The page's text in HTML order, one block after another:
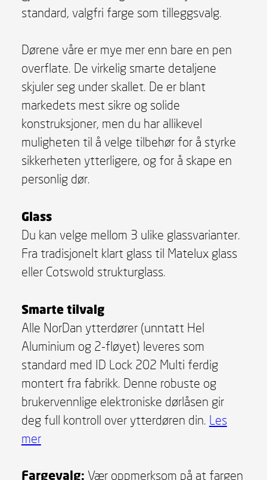
standard, valgfri farge som tilleggsvalg.
Dørene våre er mye mer enn bare en pen
overflate. De virkelig smarte detaljene
skjuler seg under skallet. De er blant
markedets mest sikre og solide
konstruksjoner, men du har allikevel
muligheten til å velge tilbehør for å styrke
sikkerheten ytterligere, og for å skape en
personlig dør.
Glass
Du kan velge mellom 3 ulike glassvarianter.
Fra tradisjonelt klart glass til Matelux glass
eller Cotswold strukturglass.
Smarte tilvalg
Alle NorDan ytterdører (unntatt Hel
Aluminium og 2-fløyet) leveres som
standard med ID Lock 202 Multi ferdig
montert fra fabrikk. Denne robuste og
brukervennlige elektroniske dørlåsen gir
deg full kontroll over ytterdøren din. Les
mer
Fargevalg: Vær oppmerksom på at fargen